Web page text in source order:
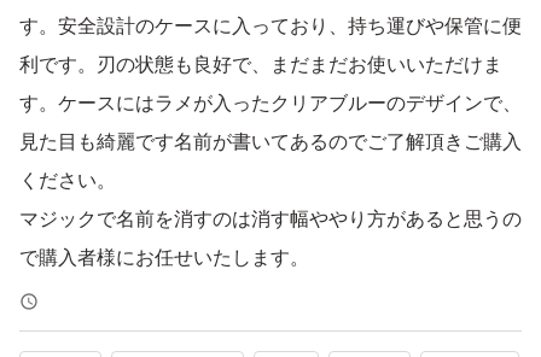
す。安全設計のケースに入っており、持ち運びや保管に便
利です。刃の状態も良好で、まだまだお使いいただけま
す。ケースにはラメが入ったクリアブルーのデザインで、
見た目も綺麗です名前が書いてあるのでご了解頂きご購入
ください。
マジックで名前を消すのは消す幅ややり方があると思うの
で購入者様にお任せいたします。
【セット内容】彫刻刀5本、専用ケース